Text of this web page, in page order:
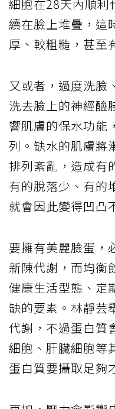
細胞在28天內順利
續在臉上堆疊，這
厚、較粗糙，甚至
又或者，過度洗臉
洗去臉上的神經醯
響肌膚的保水功能
列。缺水的肌膚將
排列紊亂，造成有
有的脫落少、有的
就會因此變得凹凸
要擁有美麗臉蛋，
新陳代謝，而均衡
健康生活型態、定
缺的要素。林靜芸
代謝，不過蛋白質
細胞、肝臟細胞等
蛋白質要攝取足夠